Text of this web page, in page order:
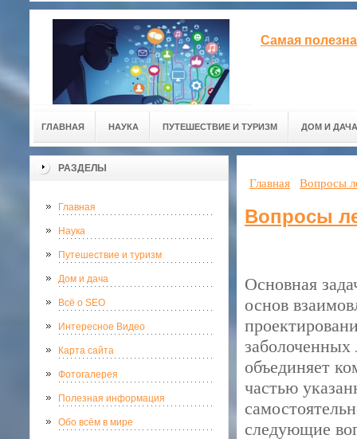
Самая
ГЛАВНАЯ НАУКА ПУТЕШЕСТВИЕ И ТУРИЗМ ДОМ И ДАЧА
РАЗДЕЛЫ
Главная
Наука
Путешествие и туризм
Дом и дача
Всё о SEO
Интересное Видео
Карта сайта
Фотогалерея
Полезная информация
Обо всём в мире
Главная Вопросы
Вопросы
Основная
основ
заболоченных
объединяет
частью
следующие